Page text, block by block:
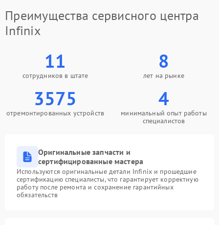
Преимущества сервисного центра
Infinix
11
сотрудников в штате
8
лет на рынке
3575
отремонтированных устройств
4
минимальный опыт работы
специалистов
Оригинальные запчасти и
сертифицированные мастера
Используются оригинальные детали Infinix и прошедшие
сертификацию специалисты, что гарантирует корректную
работу после ремонта и сохранение гарантийных
обязательств